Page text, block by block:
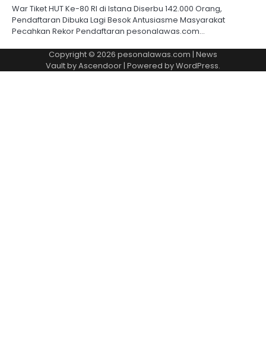
War Tiket HUT Ke-80 RI di Istana Diserbu 142.000 Orang,
Pendaftaran Dibuka Lagi Besok Antusiasme Masyarakat
Pecahkan Rekor Pendaftaran pesonalawas.com…
Copyright © 2026 pesonalawas.com | News
Vault byAscendoor | Powered byWordPress.